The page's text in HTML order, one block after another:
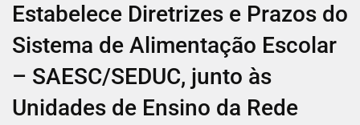
Estabelece Diretrizes e Prazos do
Sistema de Alimentação Escolar
– SAESC/SEDUC, junto às
Unidades de Ensino da Rede